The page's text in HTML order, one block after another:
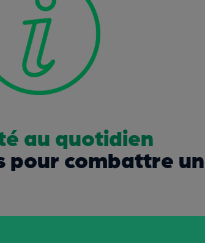
au quotidien
pour combattre